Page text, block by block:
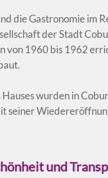
die Gastronomie im
der Stadt
von 1960 bis 1962
wurden in
seiner
und